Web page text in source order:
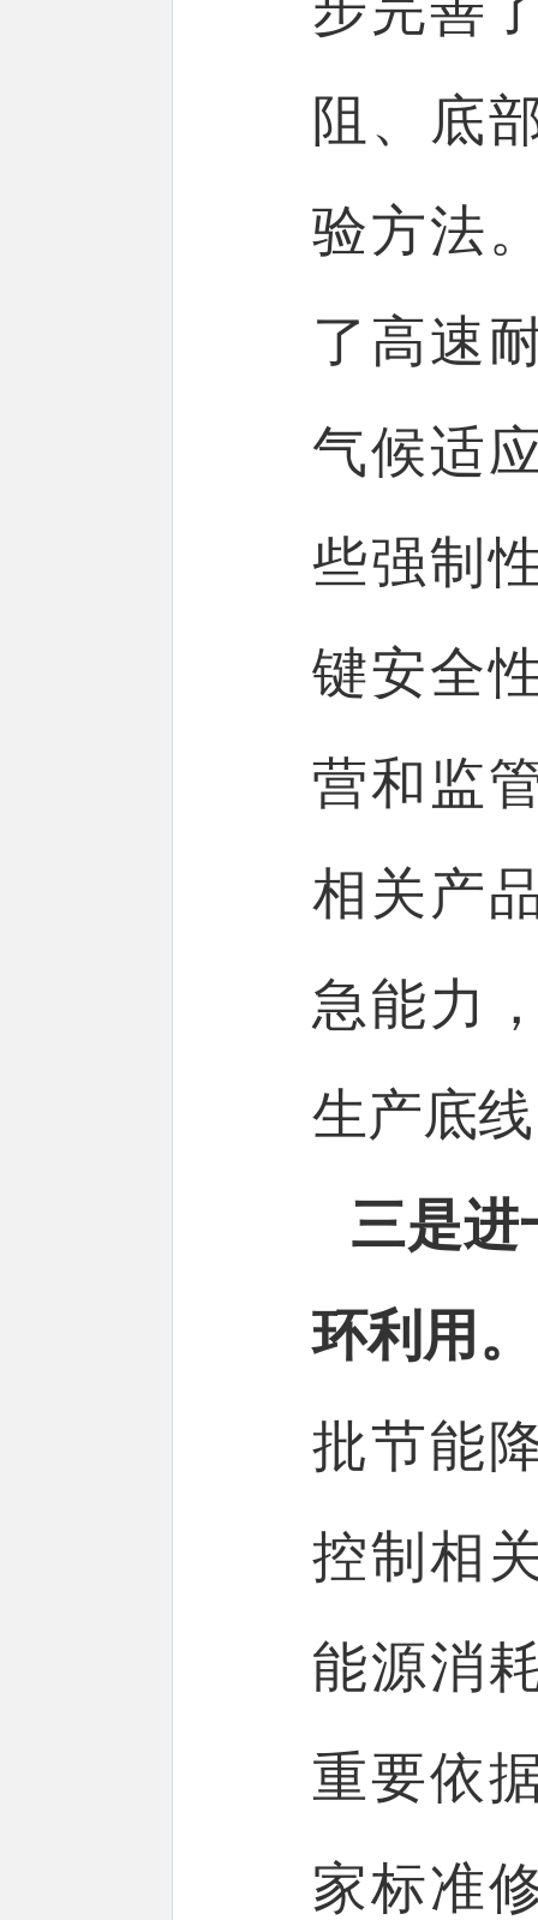
阻、底
验方法
了高速
气候适
些强制
键安全
营和监
相关产
急能力
生产底
三是进
环利用。
批节能
控制相
能源消
重要依
家标准